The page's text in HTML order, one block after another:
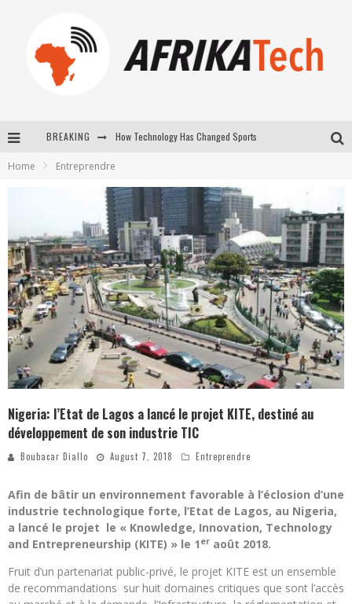
BREAKING How Technology Has Changed Sports
New to online sports betting? Consider These Tips to Play Your First Online Sports Betting Successfully
Home Entreprendre
Nigeria: l’Etat de Lagos a lancé le projet KITE, destiné au
développement de son industrie TIC
Boubacar Diallo August 7, 2018 Entreprendre
Afin de bâtir un environnement favorable à l’éclosion d’une
industrie technologique forte, l’Etat de Lagos, au Nigeria,
a lancé le projet le « Knowledge, Innovation, Technology
and Entrepreneurship (KITE) » le 1 er août 2018.
Fruit d’un partenariat public-privé, le projet KITE est un ensemble
de recommandations sur huit domaines critiques que sont l’accès